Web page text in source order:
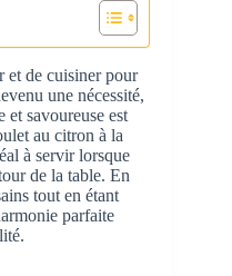
et de cuisiner pour
une nécessité,
et savoureuse est
au citron à la
à servir lorsque
de la table. En
tout en étant
parfaite